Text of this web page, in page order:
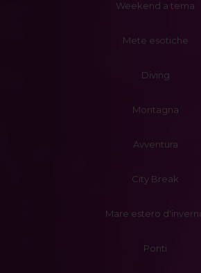
Weekend a tema
Mete esotiche
Diving
Montagna
Avventura
City Break
Mare estero
Ponti